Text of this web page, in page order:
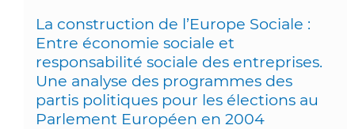
La construction de l’Europe Sociale :
Entre économie sociale et
responsabilité sociale des entreprises.
Une analyse des programmes des
partis politiques pour les élections au
Parlement Européen en 2004